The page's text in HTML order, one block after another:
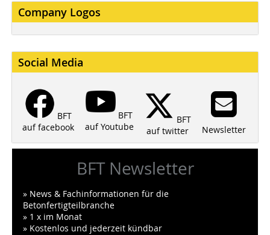
Company Logos
Social Media
BFT
auf facebook
BFT
auf Youtube
BFT
auf twitter
Newsletter
BFT Newsletter
» News & Fachinformationen für die
Betonfertigteilbranche
» 1 x im Monat
» Kostenlos und jederzeit kündbar